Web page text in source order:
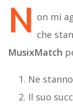
N on mi
che
MusixMatch
Ne
Il suo